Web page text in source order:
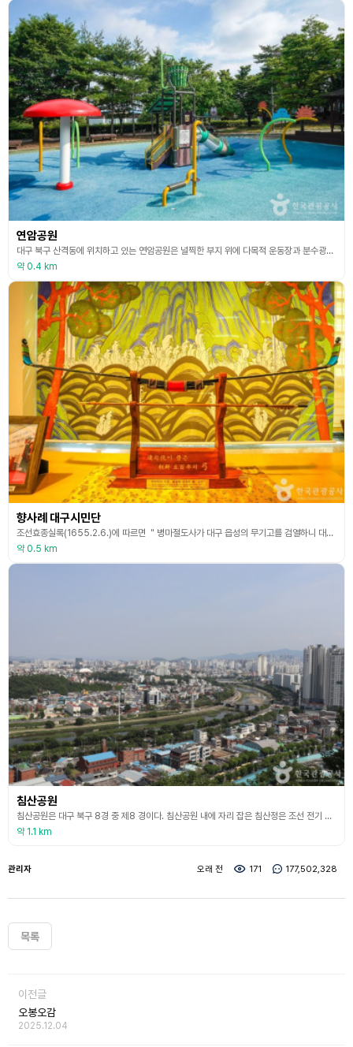
연암공원
대구 북구 산격동에 위치하고 있는 연암공원은 널찍한 부지 위에 다목적 운동장과 분수광장, 어린이 물놀이장, 유아숲체험원, 휴게공간 등 다양한 시설을 갖추고 있다. 특히 여름철 개장하는 어린이 물놀이장은 한여름 무더위를 날리기에 그만이다. 휴게공간에는 천막도 쳐져 있어 사계절 내내 이용하기 좋다. 또한 유아숲체원은 다양한 자연체험 활동 공간을 제공하는 산림교육 시설로 유아숲 전문지도사와 함께 다양한 프로그램을 체험할 수 있다.
약 0.4 km
향사례 대구시민단
조선효종실록(1655.2.6.)에 따르면 ＂병마절도사가 대구 읍성의 무기고를 검열하니 대구부사 이정이 새로 만든 활(죽궁)이 있어 임금에게 받치니 크게 기뻐하였다.＂라고 기록되어 전해지고 있다. 향사례 대구시민단 김병연 궁장은 ＂한국의 창조적인 장인＂으로 선정되었으며 11개국 언어로 활의 우수성과 아름다움을 전 세계에 알렸고, 기억 속에 잊혔던 대구 전통 활의 위상을 높이고 있다. 특히 향사례라는 조선시대 활쏘기 국가의례를 세계인들이 참여하는 활쏘기 대
약 0.5 km
침산공원
침산공원은 대구 북구 8경 중 제8 경이다. 침산공원 내에 자리 잡은 침산정은 조선 전기 최고의 문장가였던 서거정 선생이 침산의 저녁노을을 보고 아름다움에 감탄하여 한시 ‘침산만조’를 읊었을 정도로 아름다운 곳이다. 공원에는 대구 시내를 한눈에 내려다볼 수 있는 전망대가 있다. 밤에는 화려한 야경도 감상해 볼 수 있어 많은 사람이 찾는다. 이 밖에도 공원에는 돌계단, 산책로, 인공폭포, 야외무대, 물놀이장, 맨발 산책로 등 즐길 거리가 많다.
약 1.1 km
관리자 오래 전 171 177,502,328
목록
이전글
오봉오감
2025.12.04